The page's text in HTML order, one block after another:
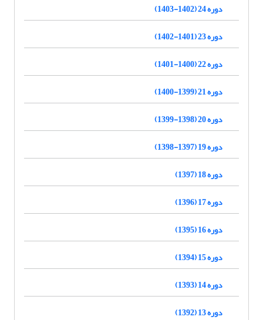
دوره 24 (1402-1403)
دوره 23 (1401-1402)
دوره 22 (1400-1401)
دوره 21 (1399-1400)
دوره 20 (1398-1399)
دوره 19 (1397-1398)
دوره 18 (1397)
دوره 17 (1396)
دوره 16 (1395)
دوره 15 (1394)
دوره 14 (1393)
دوره 13 (1392)